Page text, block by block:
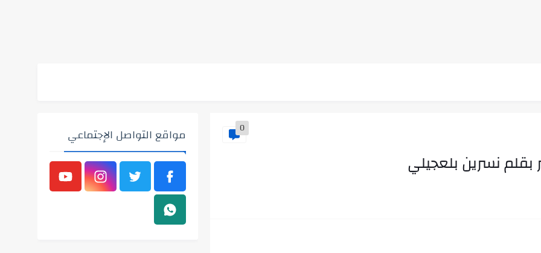
في ثوانٍ
0
نسرين بلعجيلي
مواقع التواصل الإجتماعي